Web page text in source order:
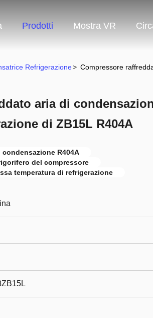
Prodotti Mostra VR
Refrigerazione> Compressore
aria di
di ZB15L R404A
R404A
del compressore
temperatura di refrigerazione